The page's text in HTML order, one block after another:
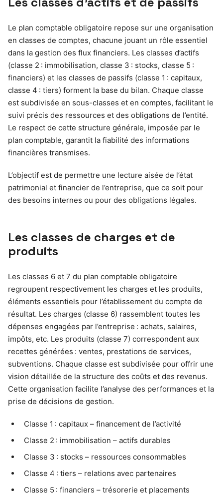
Le plan comptable obligatoire repose sur une organisation
en classes de comptes, chacune jouant un rôle essentiel
dans la gestion des flux financiers. Les classes d’actifs
(classe 2 : immobilisation, classe 3 : stocks, classe 5 :
financiers) et les classes de passifs (classe 1 : capitaux,
classe 4 : tiers) forment la base du bilan. Chaque classe
est subdivisée en sous-classes et en comptes, facilitant le
suivi précis des ressources et des obligations de l’entité.
Le respect de cette structure générale, imposée par le
plan comptable, garantit la fiabilité des informations
financières transmises.
L’objectif est de permettre une lecture aisée de l’état
patrimonial et financier de l’entreprise, que ce soit pour
des besoins internes ou pour des obligations légales.
Les classes de charges et de
produits
Les classes 6 et 7 du plan comptable obligatoire
regroupent respectivement les charges et les produits,
éléments essentiels pour l’établissement du compte de
résultat. Les charges (classe 6) rassemblent toutes les
dépenses engagées par l’entreprise : achats, salaires,
impôts, etc. Les produits (classe 7) correspondent aux
recettes générées : ventes, prestations de services,
subventions. Chaque classe est subdivisée pour offrir une
vision détaillée de la structure des coûts et des revenus.
Cette organisation facilite l’analyse des performances et la
prise de décisions de gestion.
Classe 1 : capitaux – financement de l’activité
Classe 2 : immobilisation – actifs durables
Classe 3 : stocks – ressources consommables
Classe 4 : tiers – relations avec partenaires
Classe 5 : financiers – trésorerie et placements